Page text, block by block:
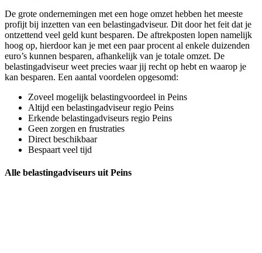
De grote ondernemingen met een hoge omzet hebben het meeste
profijt bij inzetten van een belastingadviseur. Dit door het feit dat je
ontzettend veel geld kunt besparen. De aftrekposten lopen namelijk
hoog op, hierdoor kan je met een paar procent al enkele duizenden
euro’s kunnen besparen, afhankelijk van je totale omzet. De
belastingadviseur weet precies waar jij recht op hebt en waarop je
kan besparen. Een aantal voordelen opgesomd:
Zoveel mogelijk belastingvoordeel in Peins
Altijd een belastingadviseur regio Peins
Erkende belastingadviseurs regio Peins
Geen zorgen en frustraties
Direct beschikbaar
Bespaart veel tijd
Alle belastingadviseurs uit Peins